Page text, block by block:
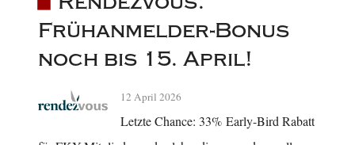
Frühanmelder-Bonus
noch bis 15. April!
12 April 2026
Letzte Chance: 33% Early-Bird Rabatt